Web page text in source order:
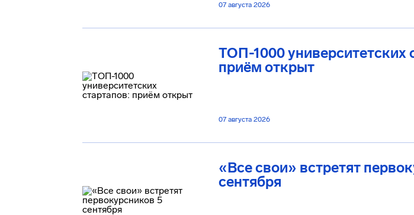
07 августа 2026
ТОП-1000 университетских
приём открыт
07 августа 2026
«Все свои» встретят
сентября